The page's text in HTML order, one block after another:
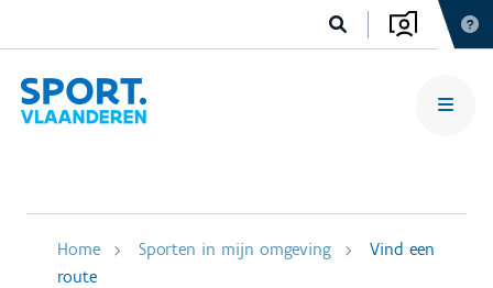
Home Sporten in mijn omgeving
Vind een
route